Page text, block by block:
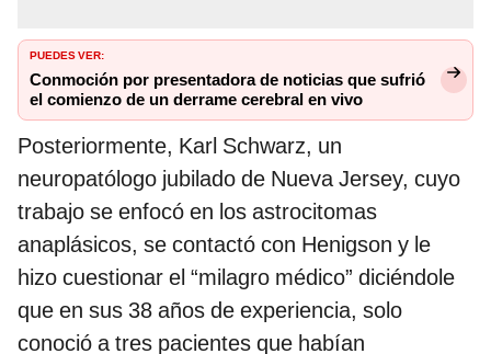
PUEDES VER:
Conmoción por presentadora de noticias que sufrió
el comienzo de un derrame cerebral en vivo
Posteriormente, Karl Schwarz, un
neuropatólogo jubilado de Nueva Jersey, cuyo
trabajo se enfocó en los astrocitomas
anaplásicos, se contactó con Henigson y le
hizo cuestionar el “milagro médico” diciéndole
que en sus 38 años de experiencia, solo
conoció a tres pacientes que habían